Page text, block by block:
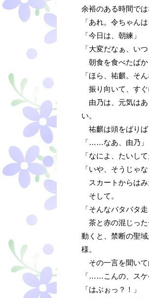
余裕のある時間では
「あれ。令ちゃんは
「今日は、朝練」
「大変だなぁ、いつ
朝食を食べたばか
「ほら、祐麒。そ
振り向いて、すぐ
由乃は、元気はあ
い。
祐麒は頭をばりば
「……なあ、由乃」
「なによ、たいし
「いや、そうじゃな
スカートからはみ
そして。
「そんなバタバタ
茶と赤の混じった
動くと、禁断の聖
様。
その一言を聞いて
「……こんの、スケ
「はぶぉっ？！」